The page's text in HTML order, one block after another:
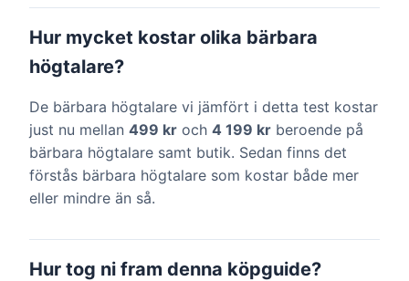
Hur mycket kostar olika bärbara
högtalare?
De bärbara högtalare vi jämfört i detta test kostar
just nu mellan 499 kr och 4 199 kr beroende på
bärbara högtalare samt butik. Sedan finns det
förstås bärbara högtalare som kostar både mer
eller mindre än så.
Hur tog ni fram denna köpguide?